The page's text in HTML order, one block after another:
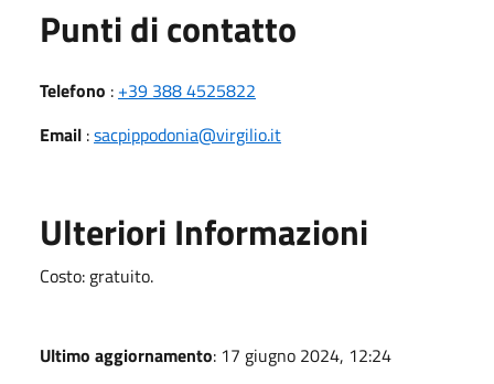
Punti di contatto
Telefono : +39 388 4525822
Email :sacpippodonia@virgilio.it
Ulteriori Informazioni
Costo: gratuito.
Ultimo aggiornamento: 17 giugno 2024, 12:24